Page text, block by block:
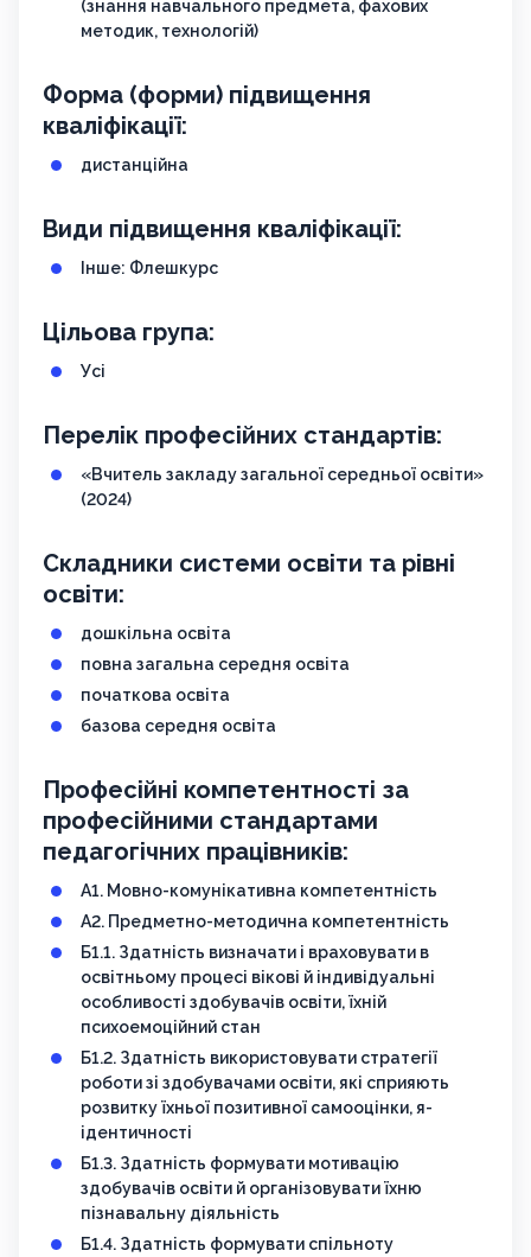
(знання навчального предмета, фахових
методик, технологій)
Форма (форми) підвищення
кваліфікації:
дистанційна
Види підвищення кваліфікації:
Інше: Флешкурс
Цільова група:
Усі
Перелік професійних стандартів:
«Вчитель закладу загальної середньої освіти»
(2024)
Складники системи освіти та рівні
освіти:
дошкільна освіта
повна загальна середня освіта
початкова освіта
базова середня освіта
Професійні компетентності за
професійними стандартами
педагогічних працівників:
A1. Мовно-комунікативна компетентність
А2. Предметно-методична компетентність
Б1.1. Здатність визначати і враховувати в
освітньому процесі вікові й індивідуальні
особливості здобувачів освіти, їхній
психоемоційний стан
Б1.2. Здатність використовувати стратегії
роботи зі здобувачами освіти, які сприяють
розвитку їхньої позитивної самооцінки, я-
ідентичності
Б1.3. Здатність формувати мотивацію
здобувачів освіти й організовувати їхню
пізнавальну діяльність
Б1.4. Здатність формувати спільноту